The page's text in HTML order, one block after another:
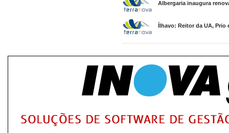
Albergaria inaugura
Ílhavo: Reitor da UA, Prio